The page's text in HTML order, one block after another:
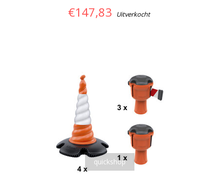
€147,83 Uitverkocht
quickshop